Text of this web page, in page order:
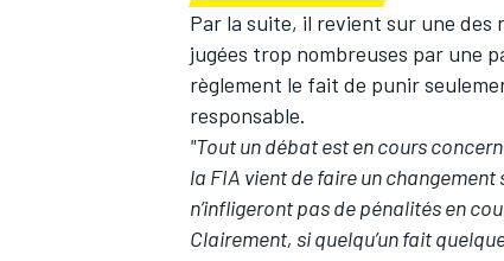
Par la suite, il revient sur une des
jugées trop nombreuses par une
règlement le fait de punir
responsable.
"Tout un débat est en cours
la FIA vient de faire un
n’infligeront pas de pénalités en
Clairement, si quelqu’un fait